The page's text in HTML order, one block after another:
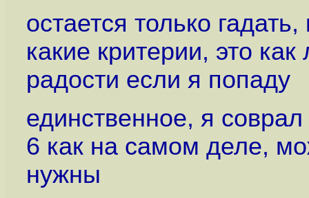
остается только
какие критерии, это
радости если я попаду
единственное, я
6 как на самом деле,
нужны